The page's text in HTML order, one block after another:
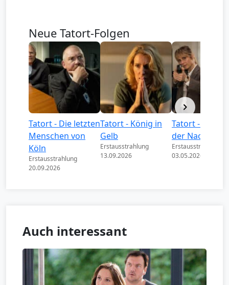
Neue Tatort-Folgen
Tatort - Die letzten
Menschen von
Köln
Erstausstrahlung
20.09.2026
Tatort - König in
Gelb
Erstausstrahlung
13.09.2026
Tatort - Könige
der Nacht
Erstausstrahlung
03.05.2026
Auch interessant